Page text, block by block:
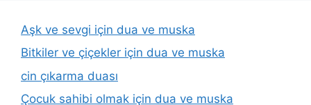
Aşk ve sevgi için dua ve muska
Bitkiler ve çiçekler için dua ve muska
cin çıkarma duası
Çocuk sahibi olmak için dua ve muska